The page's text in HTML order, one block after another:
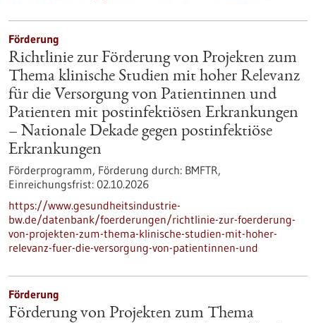
Förderung
Richtlinie zur Förderung von Projekten zum
Thema klinische Studien mit hoher Relevanz
für die Versorgung von Patientinnen und
Patienten mit postinfektiösen Erkrankungen
– Nationale Dekade gegen postinfektiöse
Erkrankungen
Förderprogramm, Förderung durch: BMFTR,
Einreichungsfrist: 02.10.2026
https://www.gesundheitsindustrie-
bw.de/datenbank/foerderungen/richtlinie-zur-foerderung-
von-projekten-zum-thema-klinische-studien-mit-hoher-
relevanz-fuer-die-versorgung-von-patientinnen-und
Förderung
Förderung von Projekten zum Thema